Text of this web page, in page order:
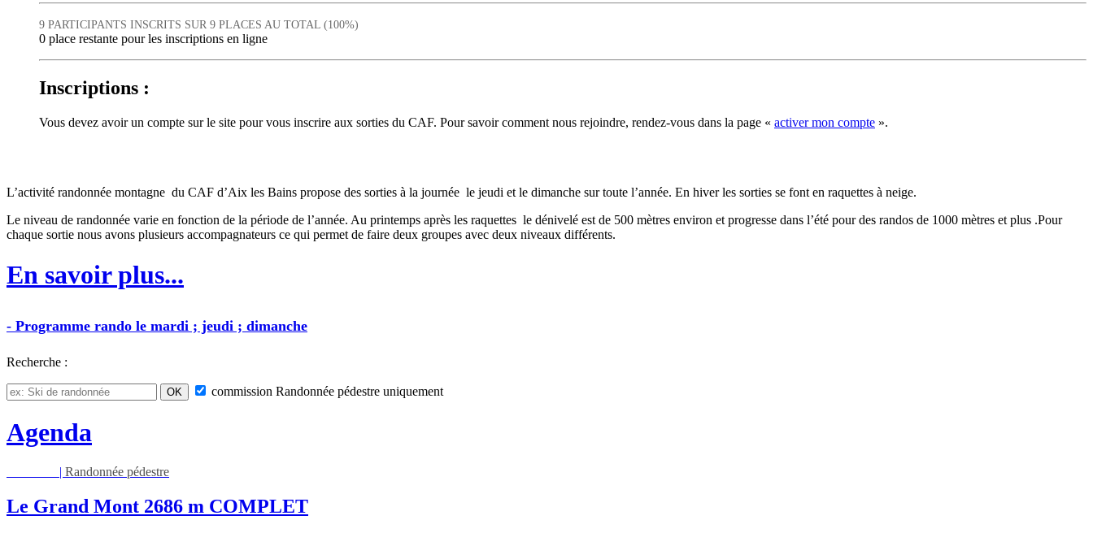
9 PARTICIPANTS INSCRITS SUR 9 PLACES AU TOTAL (100%)
0 place restante pour les inscriptions en ligne
Inscriptions :
Vous devez avoir un compte sur le site pour vous inscrire aux sorties du CAF. Pour savoir comment nous rejoindre, rendez-vous dans la page « activer mon compte ».
L’activité randonnée montagne du CAF d’Aix les Bains propose des sorties à la journée le jeudi et le dimanche sur toute l’année. En hiver les sorties se font en raquettes à neige.
Le niveau de randonnée varie en fonction de la période de l’année. Au printemps après les raquettes le dénivelé est de 500 mètres environ et progresse dans l’été pour des randos de 1000 mètres et plus .Pour
chaque sortie nous avons plusieurs accompagnateurs ce qui permet de faire deux groupes avec deux niveaux différents.
En savoir plus...
- Programme rando le mardi ; jeudi ; dimanche
Recherche :
commission Randonnée pédestre uniquement
Agenda
| Randonnée pédestre
Le Grand Mont 2686 m COMPLET